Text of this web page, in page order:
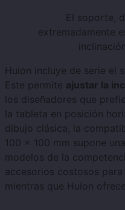
El soporte,
extremadamente
Huion incluye de serie el
Este permite ajustar la
los diseñadores que
la tableta en posición
dibujo clásica, la
100 × 100 mm supone
modelos de la
accesorios costosos
mientras que Huion